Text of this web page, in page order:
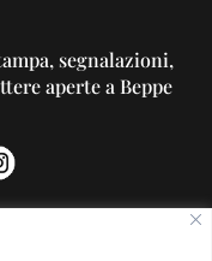
segnalazioni,
aperte a Beppe
PUBBLICITA'